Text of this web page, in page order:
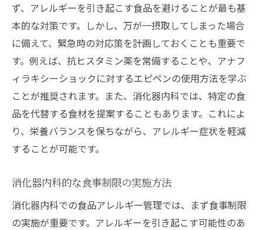
ず、アレルギーを引き起こす食品を避けることが最も基
本的な対策です。しかし、万が一摂取してしまった場合
に備えて、緊急時の対応策を計画しておくことも重要で
す。例えば、抗ヒスタミン薬を常備することや、アナフ
ィラキシーショックに対するエピペンの使用方法を学ぶ
ことが推奨されます。また、消化器内科では、特定の食
品を代替する食材を提案することもあります。これによ
り、栄養バランスを保ちながら、アレルギー症状を軽減
することが可能です。
消化器内科的な食事制限の実施方法
消化器内科での食品アレルギー管理では、まず食事制限
の実施が重要です。アレルギーを引き起こす可能性のあ